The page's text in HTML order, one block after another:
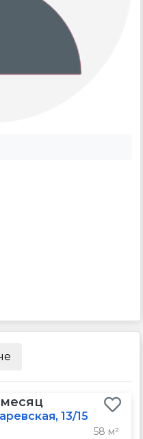
13/15
58 м²